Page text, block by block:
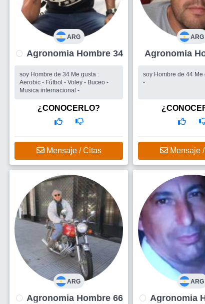
ARG
Agronomia Hombre 34
soy Hombre de 34 Me gusta :
Aerobic - Fútbol - Voley - Buceo -
Musica internacional -
¿CONOCERLO?
Mensaje / Citas
ARG
soy Hombre de 44 Me gusta : Viajar
-
Mensaje
ARG
Agronomia Hombre 66
ARG